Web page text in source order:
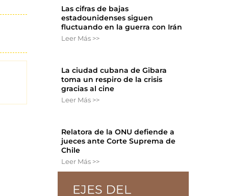
Las cifras de bajas
estadounidenses siguen
fluctuando en la guerra con Irán
Leer Más >>
La ciudad cubana de Gibara
toma un respiro de la crisis
gracias al cine
Leer Más >>
Relatora de la ONU defiende a
jueces ante Corte Suprema de
Chile
Leer Más >>